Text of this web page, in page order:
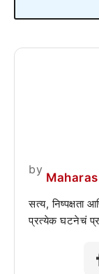
by
सत्य, निष्पक्षता
प्रत्येक घटनेचं